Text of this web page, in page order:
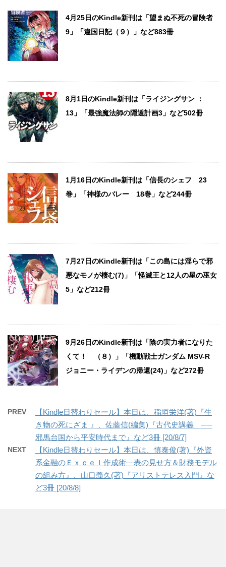
4月25日のKindle新刊は「望まぬ不死の冒険者
9」「違国日記（９）」など883冊
8月1日のKindle新刊は「ライジングサン ：
13」「最強魔法師の隠遁計画3」など502冊
1月16日のKindle新刊は「信長のシェフ 23
巻」「神様のバレー 18巻」など244冊
7月27日のKindle新刊は「この島には淫らで邪
悪なモノが棲む(7)」「怪滅王と12人の星の巫女
5」など212冊
9月26日のKindle新刊は「陰の実力者になりた
くて！ （８）」「機動戦士ガンダム MSV-R
ジョニー・ライデンの帰還(24)」など272冊
PREV
【Kindle日替わりセール】本日は、稲垣栄洋(著)『生
き物の死にざま 』、佐藤信(編集)『古代史講義 ──
邪馬台国から平安時代まで』など3冊 [20/8/7]
NEXT
【Kindle日替わりセール】本日は、慎泰俊(著)『外資
系金融のＥｘｃｅｌ作成術―表の見せ方＆財務モデル
の組み方』、山口義久(著)『アリストテレス入門』な
ど3冊 [20/8/8]